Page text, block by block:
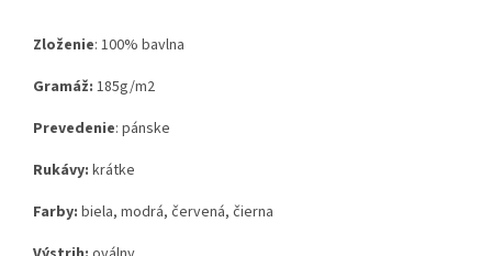
Zloženie: 100% bavlna
Gramáž: 185g/m2
Prevedenie: pánske
Rukávy: krátke
Farby: biela, modrá, červená, čierna